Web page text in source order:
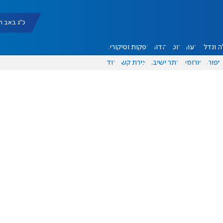
כ"ג באב תשפ"ו
ונדל"ן דעות אוכל יהדות הפקות וסיקורים
ספורט פורומים אתר ישיבה יצירת קשר עוד